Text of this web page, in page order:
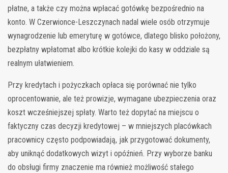
płatne, a także czy można wpłacać gotówkę bezpośrednio na
konto. W Czerwionce-Leszczynach nadal wiele osób otrzymuje
wynagrodzenie lub emeryturę w gotówce, dlatego blisko położony,
bezpłatny wpłatomat albo krótkie kolejki do kasy w oddziale są
realnym ułatwieniem.
Przy kredytach i pożyczkach opłaca się porównać nie tylko
oprocentowanie, ale też prowizje, wymagane ubezpieczenia oraz
koszt wcześniejszej spłaty. Warto też dopytać na miejscu o
faktyczny czas decyzji kredytowej – w mniejszych placówkach
pracownicy często podpowiadają, jak przygotować dokumenty,
aby uniknąć dodatkowych wizyt i opóźnień. Przy wyborze banku
do obsługi firmy znaczenie ma również możliwość stałego